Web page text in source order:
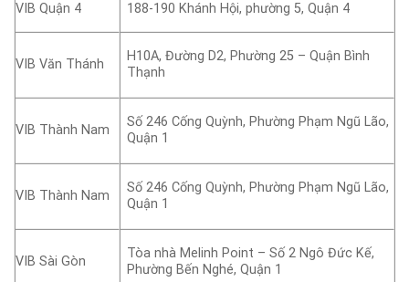
VIB Quận 4 188-190 Khánh Hội, phường 5, Quận 4
VIB Văn Thánh
H10A, Đường D2, Phường 25 – Quận Bình
Thạnh
VIB Thành Nam
Số 246 Cống Quỳnh, Phường Phạm Ngũ Lão,
Quận 1
VIB Thành Nam
Số 246 Cống Quỳnh, Phường Phạm Ngũ Lão,
Quận 1
VIB Sài Gòn
Tòa nhà Melinh Point – Số 2 Ngô Đức Kế,
Phường Bến Nghé, Quận 1